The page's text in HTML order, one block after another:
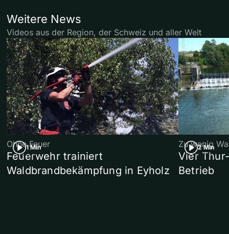
Weitere News
Videos aus der Region, der Schweiz und aller Welt
1 Min
Ohne Feuer
Feuerwehr trainiert
Waldbrandbekämpfung in Eyholz
2 Min
Zu wenig
Vier
Betrieb